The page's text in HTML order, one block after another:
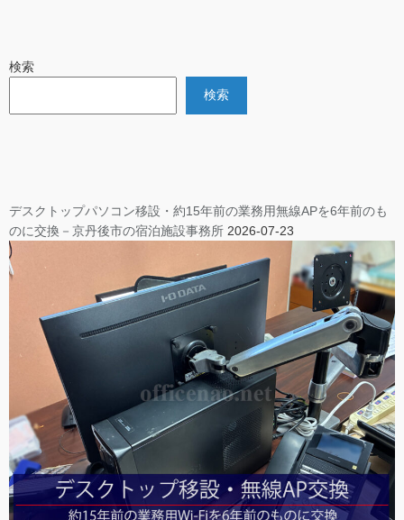
検索
検索
デスクトップパソコン移設・約15年前の業務用無線APを6年前のも
のに交換－京丹後市の宿泊施設事務所 2026-07-23